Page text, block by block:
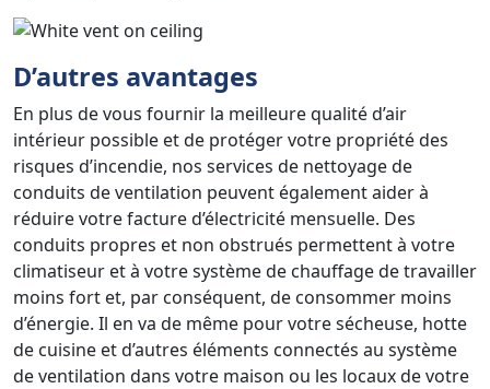
D’autres avantages
En plus de vous fournir la meilleure qualité d’air
intérieur possible et de protéger votre propriété des
risques d’incendie, nos services de nettoyage de
conduits de ventilation peuvent également aider à
réduire votre facture d’électricité mensuelle. Des
conduits propres et non obstrués permettent à votre
climatiseur et à votre système de chauffage de travailler
moins fort et, par conséquent, de consommer moins
d’énergie. Il en va de même pour votre sécheuse, hotte
de cuisine et d’autres éléments connectés au système
de ventilation dans votre maison ou les locaux de votre